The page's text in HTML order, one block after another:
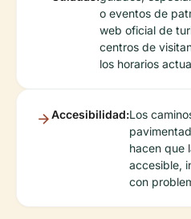
o eventos de
web oficial de
centros de
los horarios
Accesibilidad:Los
hacen que
accesible,
con